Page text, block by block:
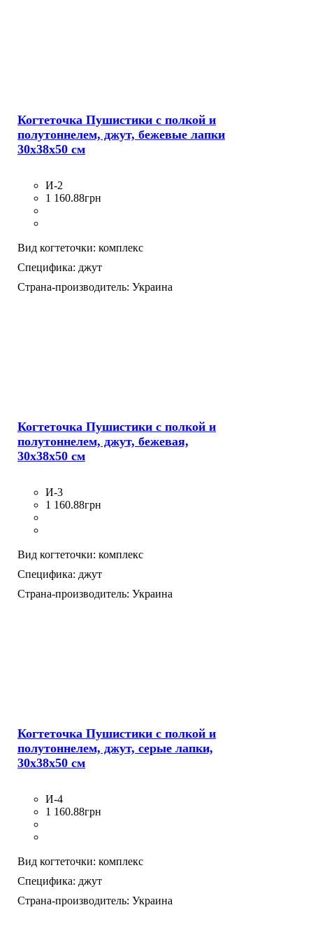
Когтеточка Пушистики с полкой и
полутоннелем, джут, бежевые лапки
30х38х50 см
И-2
1 160.88грн
Вид когтеточки: комплекс
Специфика: джут
Страна-производитель: Украина
Когтеточка Пушистики с полкой и
полутоннелем, джут, бежевая,
30х38х50 см
И-3
1 160.88грн
Вид когтеточки: комплекс
Специфика: джут
Страна-производитель: Украина
Когтеточка Пушистики с полкой и
полутоннелем, джут, серые лапки,
30х38х50 см
И-4
1 160.88грн
Вид когтеточки: комплекс
Специфика: джут
Страна-производитель: Украина